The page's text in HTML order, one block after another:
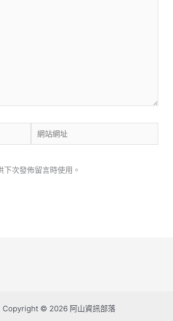
站
址
次發佈留言時使用。
Copyright © 2026 阿山資訊部落